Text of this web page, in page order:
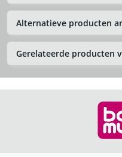
Alternatieve producten
Gerelateerde producten